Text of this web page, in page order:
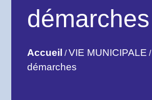
démarches
Accueil /VIE MUNICIPALE /
démarches